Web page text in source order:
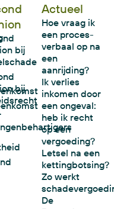
bij
bij
Actueel
Hoe vraag ik
een proces-
verbaal op na
een
aanrijding?
Ik verlies
inkomen door
een ongeval:
heb ik recht
op een
vergoeding?
Letsel na een
kettingbotsing?
Zo werkt
De